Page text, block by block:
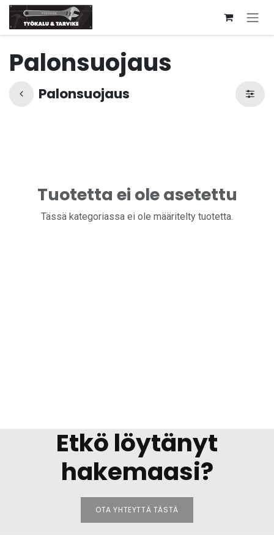
Siirry sisältöön
Palonsuojaus
Palonsuojaus
Tuotetta ei ole asetettu
Tässä kategoriassa ei ole määritelty tuotetta.
Etkö löytänyt
hakemaasi?
OTA YHTEYTTÄ TÄSTÄ